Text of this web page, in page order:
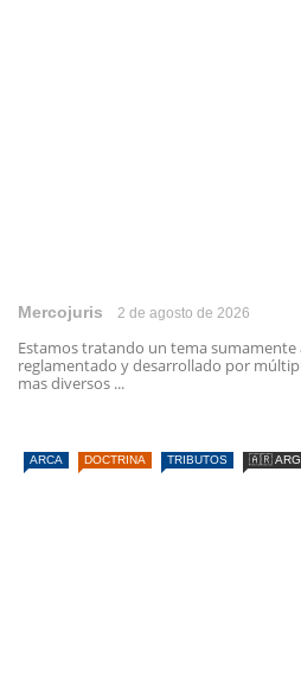
Mercojuris 2 de agosto de 2026
Estamos tratando un tema
reglamentado y desarrollado por
mas diversos ...
ARCA DOCTRINA TRIBUTOS 🇦🇷 ARG